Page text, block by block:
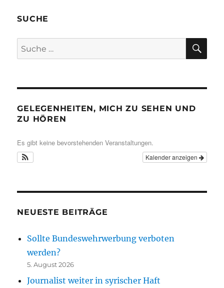
SUCHE
Suche
nach:
GELEGENHEITEN, MICH ZU SEHEN UND
ZU HÖREN
Es gibt keine bevorstehenden Veranstaltungen.
Kalender anzeigen
NEUESTE BEITRÄGE
Sollte Bundeswehrwerbung verboten
werden?
5. August 2026
Journalist weiter in syrischer Haft